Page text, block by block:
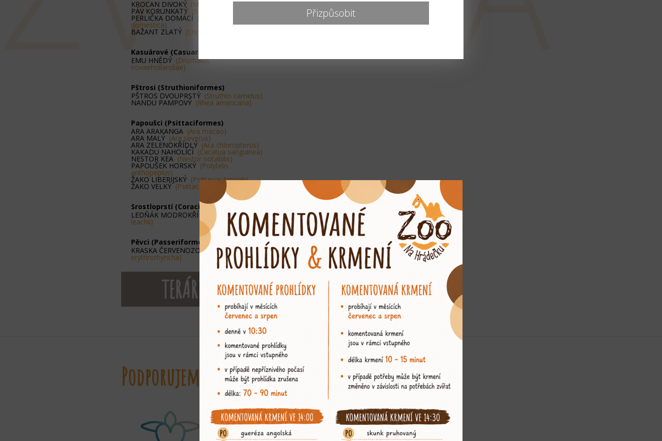
KROCAN DIVOKÝ (Meleagris gallopavo)
PÁV KORUNKATÝ (Pavo cristatus)
PERLIČKA DOMÁCÍ (Numida meleagris f.
domestica)
BAŽANT ZLATÝ (Chrysolophus pictus)
Kasuárové (Casuariiformes)
EMU HNĚDÝ (Dromaius
novaehollandiae)
Pštrosi (Struthioniformes)
PŠTROS DVOUPRSTÝ (Struthio camelus)
NANDU PAMPOVÝ (Rhea americana)
Papoušci (Psittaciformes)
ARA ARAKANGA (Ara macao)
ARA MALÝ (Ara severus)
ARA ZELENOKŘÍDLÝ (Ara chloropterus)
KAKADU NAHOLÍCÍ (Cacatua sanguinea)
NESTOR KEA (Nestor notabilis)
PAPOUŠEK HORSKÝ (Polytelis
anthopeplus)
ŽAKO LIBERIJSKÝ (Psittacus timneh)
ŽAKO VELKÝ (Psittacus erithacus)
Srostloprstí (Coraciiformes)
LEDŇÁK MODROKŘÍDLÝ (Dacelo
leachii)
Pěvci (Passeriformes)
KRASKA ČERVENOZOBÁ
(Urocissa
erythrorhyncha)
TERÁRIUM
Podporujeme
Přizpůsobit